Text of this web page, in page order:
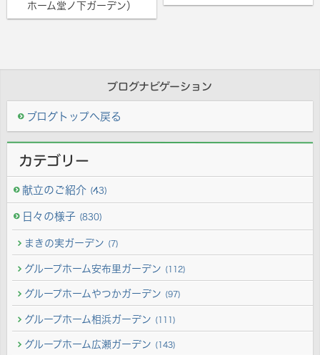
ホーム堂ノ下ガーデン）
ブログナビゲーション
ブログトップへ戻る
カテゴリー
献立のご紹介 (43)
日々の様子 (830)
まきの実ガーデン (7)
グループホーム安布里ガーデン (112)
グループホームやつかガーデン (97)
グループホーム相浜ガーデン (111)
グループホーム広瀬ガーデン (143)